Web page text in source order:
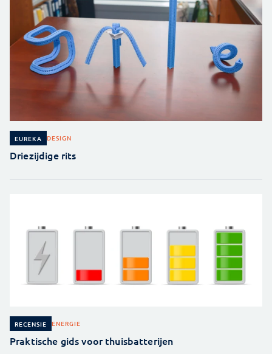
EUREKA DESIGN
Driezijdige rits
RECENSIE ENERGIE
Praktische gids voor thuisbatterijen